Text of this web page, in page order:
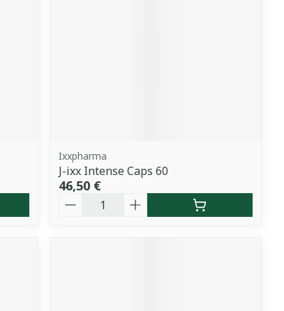
Ixxpharma
J-ixx Intense Caps 60
46,50 €
Quantité